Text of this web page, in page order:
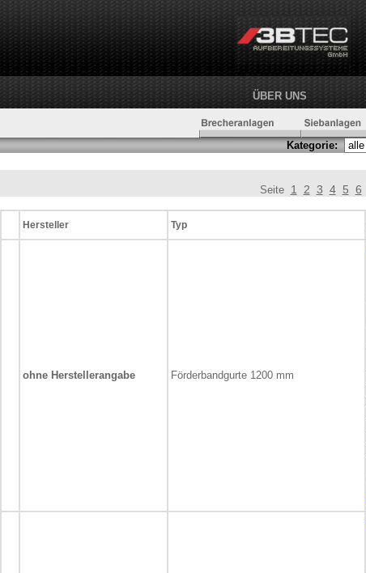
ÜBER UNS
Kategorie:
Seite 1 2 3 4 5 6
Hersteller Typ
ohne Herstellerangabe Förderbandgurte 1200 mm